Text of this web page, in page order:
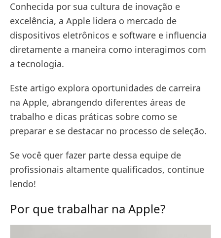
Conhecida por sua cultura de inovação e
excelência, a Apple lidera o mercado de
dispositivos eletrônicos e software e influencia
diretamente a maneira como interagimos com
a tecnologia.
Este artigo explora oportunidades de carreira
na Apple, abrangendo diferentes áreas de
trabalho e dicas práticas sobre como se
preparar e se destacar no processo de seleção.
Se você quer fazer parte dessa equipe de
profissionais altamente qualificados, continue
lendo!
Por que trabalhar na Apple?